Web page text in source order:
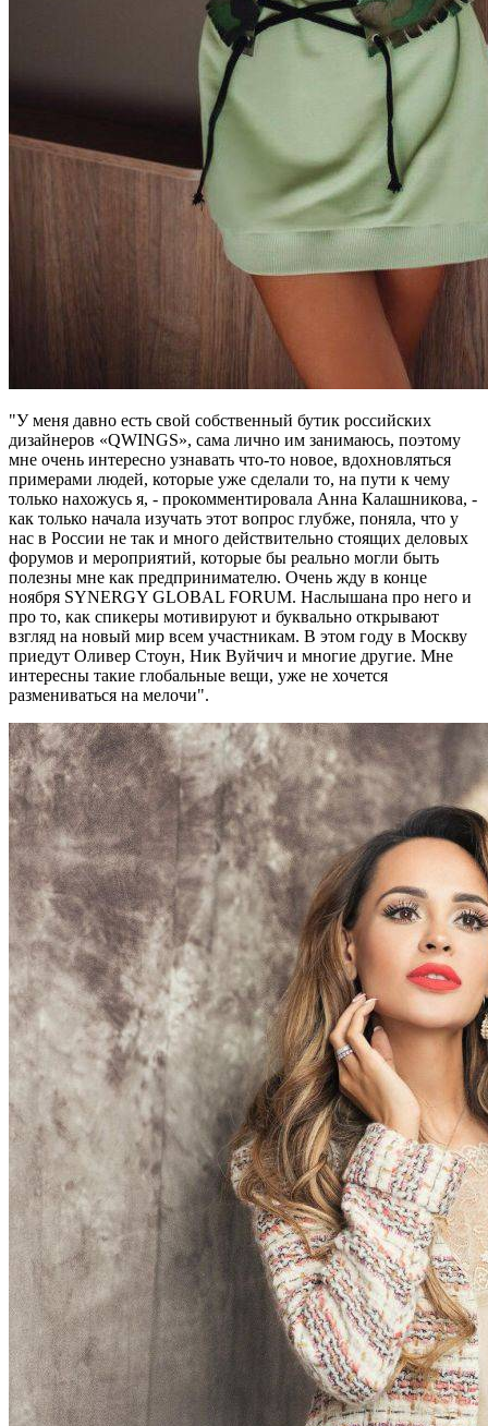
"У меня давно есть свой собственный бутик российских
дизайнеров «QWINGS», сама лично им занимаюсь, поэтому
мне очень интересно узнавать что-то новое, вдохновляться
примерами людей, которые уже сделали то, на пути к чему
только нахожусь я, - прокомментировала Анна Калашникова, -
как только начала изучать этот вопрос глубже, поняла, что у
нас в России не так и много действительно стоящих деловых
форумов и мероприятий, которые бы реально могли быть
полезны мне как предпринимателю. Очень жду в конце
ноября SYNERGY GLOBAL FORUM. Наслышана про него и
про то, как спикеры мотивируют и буквально открывают
взгляд на новый мир всем участникам. В этом году в Москву
приедут Оливер Стоун, Ник Вуйчич и многие другие. Мне
интересны такие глобальные вещи, уже не хочется
размениваться на мелочи".